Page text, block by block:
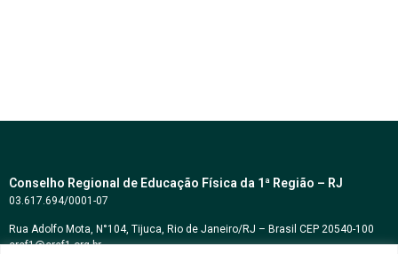
Conselho Regional de Educação Física da 1ª Região – RJ
03.617.694/0001-07
Rua Adolfo Mota, N°104, Tijuca, Rio de Janeiro/RJ – Brasil CEP 20540-100
cref1@cref1.org.br